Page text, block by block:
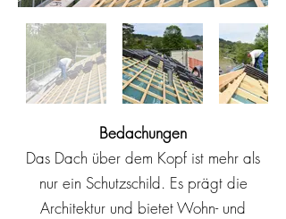
Bedachungen
Das Dach über dem Kopf ist mehr als
nur ein Schutzschild. Es prägt die
Architektur und bietet Wohn- und